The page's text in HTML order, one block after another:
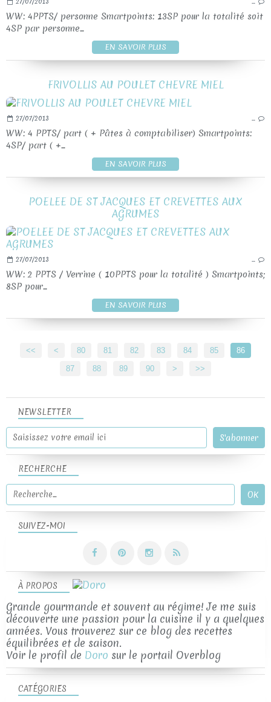
WW: 4PPTS/ personne Smartpoints: 13SP pour la totalité soit
4SP par personne...
EN SAVOIR PLUS
FRIVOLLIS AU POULET CHEVRE MIEL
27/07/2013 …
WW: 4 PPTS/ part ( + Pâtes à comptabiliser) Smartpoints:
4SP/ part ( +...
EN SAVOIR PLUS
POELEE DE ST JACQUES ET CREVETTES AUX
AGRUMES
27/07/2013 …
WW: 2 PPTS / Verrine ( 10PPTS pour la totalité ) Smartpoints;
8SP pour...
EN SAVOIR PLUS
<< < 10
20
30
40
50
60
70
80 81 82 83 84 85
86
87
88 89 90 100
> >>
NEWSLETTER
SUIVEZ-MOI
RECHERCHE
À PROPOS
Grande gourmande et souvent au régime! Je me suis
découverte une passion pour la cuisine il y a quelques
années. Vous trouverez sur ce blog des recettes
équilibrées et de saison.
Voir le profil de Doro sur le portail Overblog
CATÉGORIES